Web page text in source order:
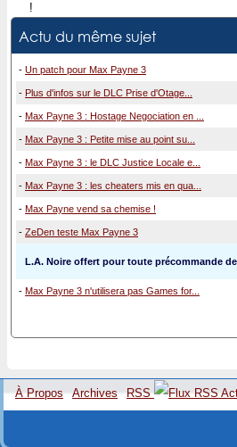
!
Actu du même sujet
- Un patch pour Max Payne 3
- Plus d'infos sur le DLC Prise d'Otage...
- Max Payne 3 : Hostage Negociation en ...
- Max Payne 3 : Petite mise au point su...
- Max Payne 3 : le DLC Justice Locale e...
- Max Payne 3 : les cheaters mis en qua...
- Max Payne vend sa chemise !
- ZeDen teste Max Payne 3
L.A. Noire offert pour toute précommande de
- Max Payne 3 n'utilisera pas Games for...
À Propos Archives RSS